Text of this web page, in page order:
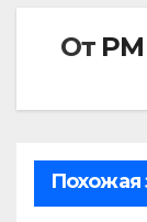
От РМ
Похожая